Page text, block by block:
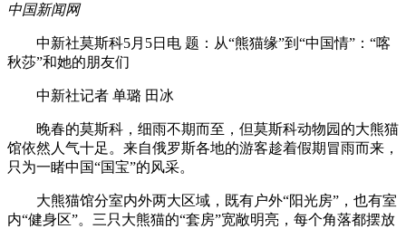
中国新闻网
中新社莫斯科5月5日电 题：从“熊猫缘”到“中国情”：“喀
秋莎”和她的朋友们
中新社记者 单璐 田冰
晚春的莫斯科，细雨不期而至，但莫斯科动物园的大熊猫
馆依然人气十足。来自俄罗斯各地的游客趁着假期冒雨而来，
只为一睹中国“国宝”的风采。
大熊猫馆分室内外两大区域，既有户外“阳光房”，也有室
内“健身区”。三只大熊猫的“套房”宽敞明亮，每个角落都摆放